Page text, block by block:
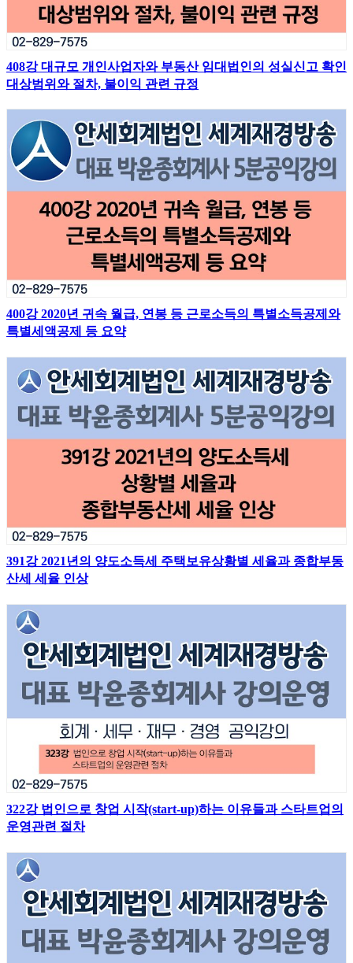
408강 대규모 개인사업자와 부동산 임대법인의 성실신고 확인
대상범위와 절차, 불이익 관련 규정
400강 2020년 귀속 월급, 연봉 등 근로소득의 특별소득공제와
특별세액공제 등 요약
391강 2021년의 양도소득세 주택보유상황별 세율과 종합부동
산세 세율 인상
322강 법인으로 창업 시작(start-up)하는 이유들과 스타트업의
운영관련 절차